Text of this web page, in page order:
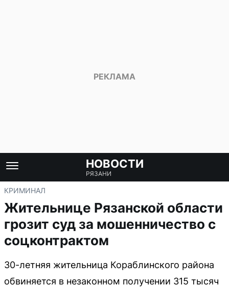
НОВОСТИ
РЯЗАНИ
КРИМИНАЛ
Жительнице Рязанской области
грозит суд за мошенничество с
соцконтрактом
30-летняя жительница Кораблинского района
обвиняется в незаконном получении 315 тысяч